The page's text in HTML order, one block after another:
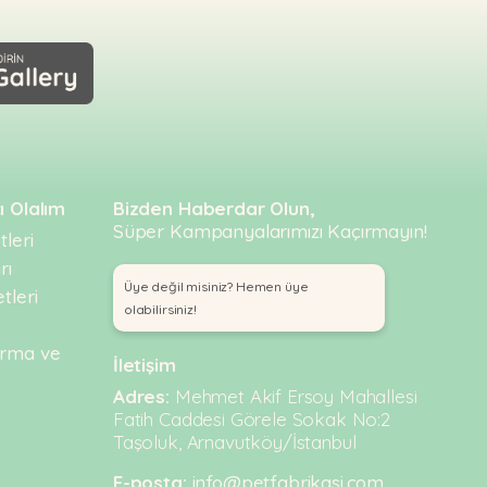
Bizden Haberdar Olun,
Süper Kampanyalarımızı Kaçırmayın!
Üye değil misiniz? Hemen üye
olabilirsiniz!
İletişim
Adres: Mehmet Akif Ersoy Mahallesi
Fatih Caddesi Görele Sokak No:2
Taşoluk, Arnavutköy/İstanbul
E-posta: info@petfabrikasi.com
Olalım
ve